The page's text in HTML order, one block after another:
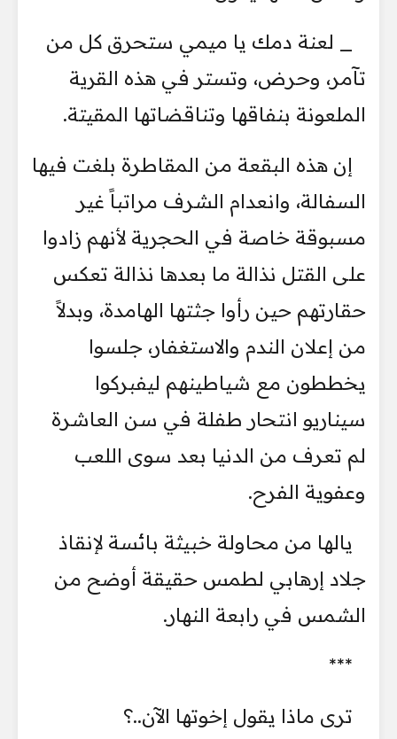
_ لعنة دمك يا ميمي ستحرق كل من
تآمر، وحرض، وتستر في هذه القرية
الملعونة بنفاقها وتناقضاتها المقيتة.
إن هذه البقعة من المقاطرة بلغت فيها
السفالة، وانعدام الشرف مراتباً غير
مسبوقة خاصة في الحجرية لأنهم زادوا
على القتل نذالة ما بعدها نذالة تعكس
حقارتهم حين رأوا جثتها الهامدة، وبدلاً
من إعلان الندم والاستغفار، جلسوا
يخططون مع شياطينهم ليفبركوا
سيناريو انتحار طفلة في سن العاشرة
لم تعرف من الدنيا بعد سوى اللعب
وعفوية الفرح.
يالها من محاولة خبيثة بائسة لإنقاذ
جلاد إرهابي لطمس حقيقة أوضح من
الشمس في رابعة النهار.
***
ترى ماذا يقول إخوتها الآن..؟